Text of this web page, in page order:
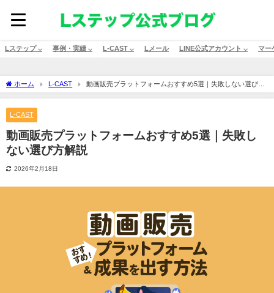
Lステップ ⌵ 事例・実績 ⌵ L-CAST ⌵ Lメール LINE公式アカウント ⌵ マー
ホーム L-CAST
動画販売プラットフォームおすすめ5選｜失敗しない選び方
解説
L-CAST
動画販売プラットフォームおすすめ5選｜失敗し
ない選び方解説
2026年2月18日